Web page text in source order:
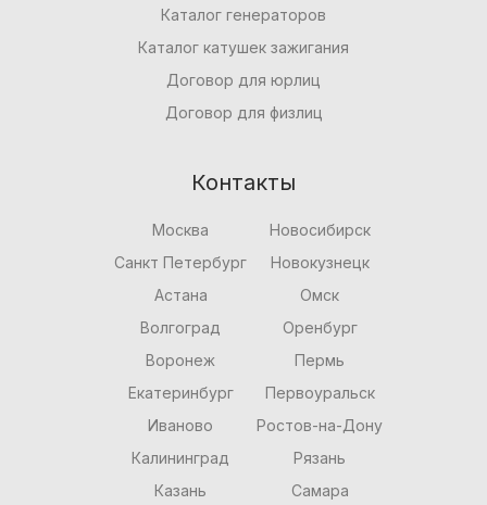
Каталог генераторов
Каталог катушек зажигания
Договор для юрлиц
Договор для физлиц
Контакты
Москва
Санкт Петербург
Астана
Волгоград
Воронеж
Екатеринбург
Иваново
Калининград
Казань
Новосибирск
Новокузнецк
Омск
Оренбург
Пермь
Первоуральск
Ростов-на-Дону
Рязань
Самара